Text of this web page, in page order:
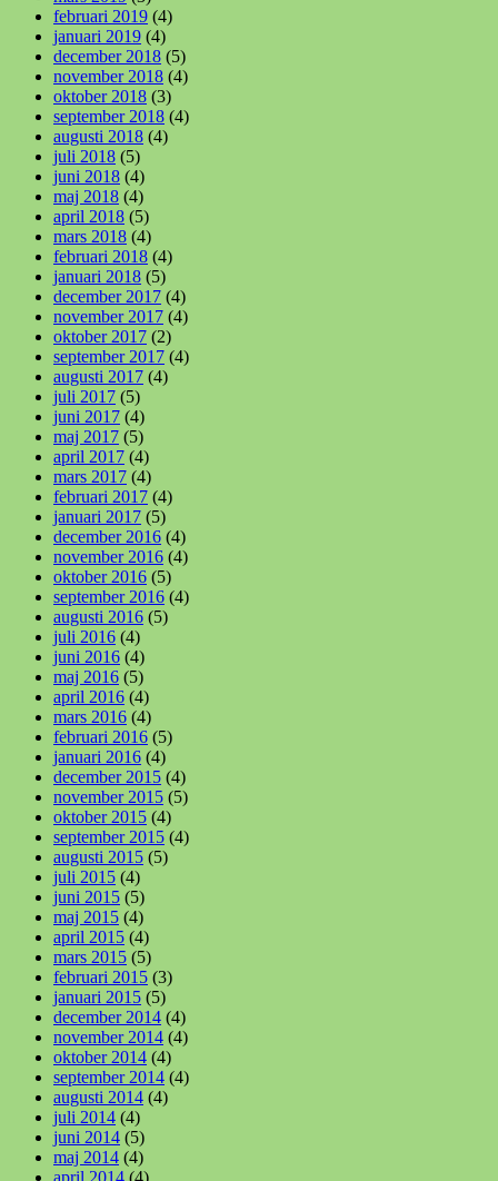
februari 2019 (4)
januari 2019 (4)
december 2018 (5)
november 2018 (4)
oktober 2018 (3)
september 2018 (4)
augusti 2018 (4)
juli 2018 (5)
juni 2018 (4)
maj 2018 (4)
april 2018 (5)
mars 2018 (4)
februari 2018 (4)
januari 2018 (5)
december 2017 (4)
november 2017 (4)
oktober 2017 (2)
september 2017 (4)
augusti 2017 (4)
juli 2017 (5)
juni 2017 (4)
maj 2017 (5)
april 2017 (4)
mars 2017 (4)
februari 2017 (4)
januari 2017 (5)
december 2016 (4)
november 2016 (4)
oktober 2016 (5)
september 2016 (4)
augusti 2016 (5)
juli 2016 (4)
juni 2016 (4)
maj 2016 (5)
april 2016 (4)
mars 2016 (4)
februari 2016 (5)
januari 2016 (4)
december 2015 (4)
november 2015 (5)
oktober 2015 (4)
september 2015 (4)
augusti 2015 (5)
juli 2015 (4)
juni 2015 (5)
maj 2015 (4)
april 2015 (4)
mars 2015 (5)
februari 2015 (3)
januari 2015 (5)
december 2014 (4)
november 2014 (4)
oktober 2014 (4)
september 2014 (4)
augusti 2014 (4)
juli 2014 (4)
juni 2014 (5)
maj 2014 (4)
april 2014 (4)